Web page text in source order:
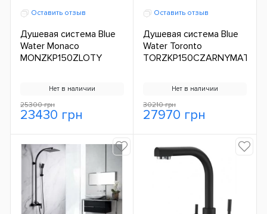
Оставить отзыв
Душевая система Blue
Water Monaco
MONZKP150ZLOTY
Нет в наличии
25300 грн
23430 грн
Оставить отзыв
Душевая система Blue
Water Toronto
TORZKP150CZARNYMAT
Нет в наличии
30210 грн
27970 грн